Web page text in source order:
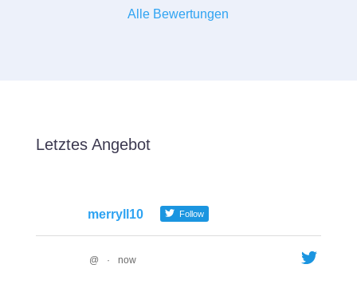
Alle Bewertungen
Letztes Angebot
merryll10 Follow
@ · now